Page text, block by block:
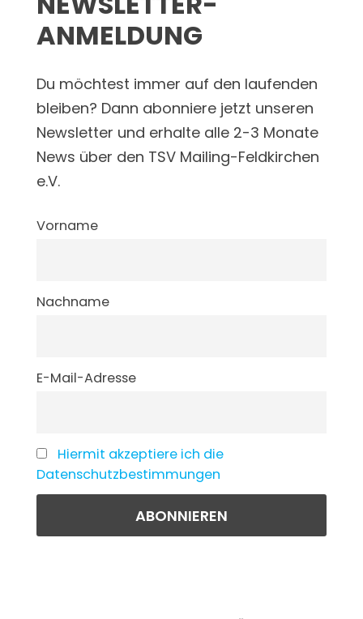
ANMELDUNG
Du möchtest immer auf den laufenden
bleiben? Dann abonniere jetzt unseren
Newsletter und erhalte alle 2-3 Monate
News über den TSV Mailing-Feldkirchen
e.V.
Vorname
Nachname
E-Mail-Adresse
Hiermit akzeptiere ich die
Datenschutzbestimmungen